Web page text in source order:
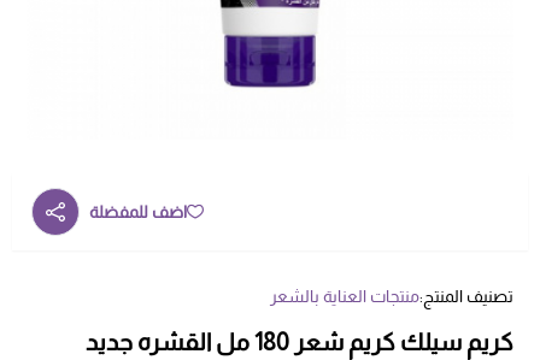
اضف للمفضلة
تصنيف المنتج:منتجات العناية بالشعر
كريم سيلك كريم شعر 180 مل القشره جديد